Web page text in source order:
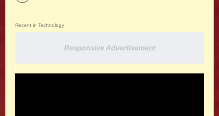
Recent in Technology
Responsive Advertisement